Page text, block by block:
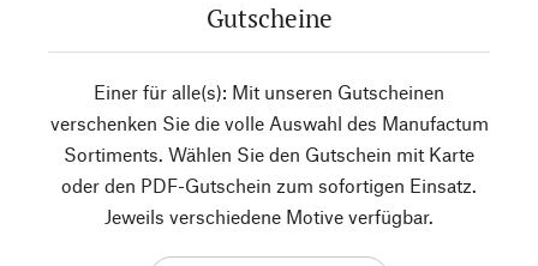
Gutscheine
Einer für alle(s): Mit unseren Gutscheinen
verschenken Sie die volle Auswahl des Manufactum
Sortiments. Wählen Sie den Gutschein mit Karte
oder den PDF-Gutschein zum sofortigen Einsatz.
Jeweils verschiedene Motive verfügbar.